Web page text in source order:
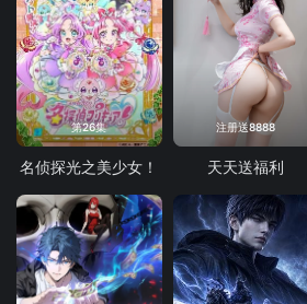
第26集
名侦探光之美少女！
注册送8888
天天送福利